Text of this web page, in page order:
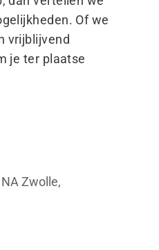
Of we
vrijblijvend
je ter plaatse
Zwolle,